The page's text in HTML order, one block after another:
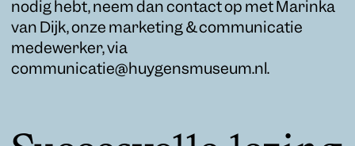
Huygens Museum→
Privacy en cookies →
nodig hebt, neem dan contact op met Marinka
van Dijk, onze marketing & communicatie
medewerker, via
communicatie@huygensmuseum.nl.